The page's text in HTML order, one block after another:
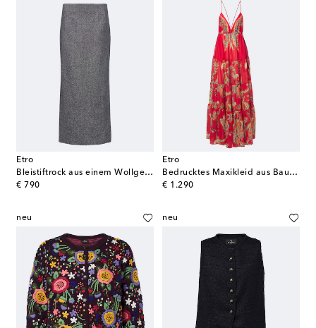
Etro
Bleistiftrock aus einem Wollgemisch
€ 790
original price
Etro
Bedrucktes Maxikleid aus Baumwolle
€ 1.290
original price
neu neu